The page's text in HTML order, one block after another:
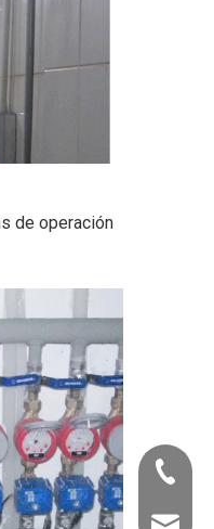
de operación
+86-22-